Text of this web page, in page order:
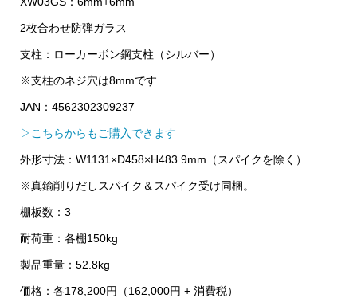
2枚合わせ防弾ガラス
支柱：ローカーボン鋼支柱（シルバー）
※支柱のネジ穴は8mmです
JAN：4562302309237
▷こちらからもご購入できます
外形寸法：W1131×D458×H483.9mm（スパイクを除く）
※真鍮削りだしスパイク＆スパイク受け同梱。
棚板数：3
耐荷重：各棚150kg
製品重量：52.8kg
価格：各178,200円（162,000円 + 消費税）